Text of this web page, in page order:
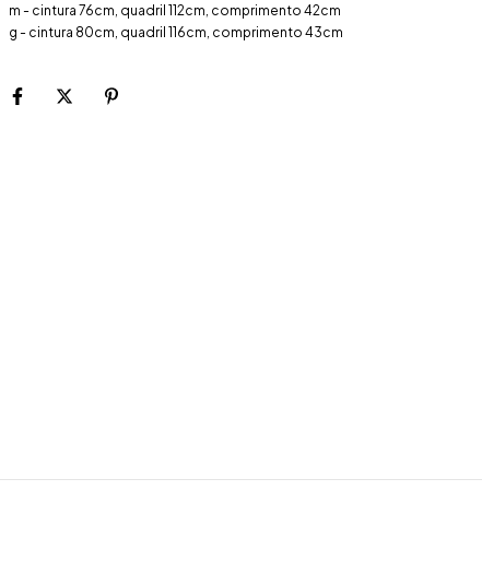
m - cintura 76cm, quadril 112cm, comprimento 42cm
g - cintura 80cm, quadril 116cm, comprimento 43cm